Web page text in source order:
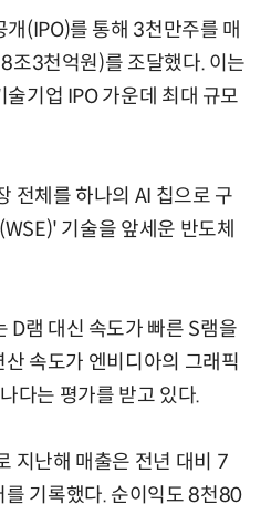
(IPO)를 통해 3천만주를 매
조3천억원)를 조달했다. 이는
기업 IPO 가운데 최대 규모
전체를 하나의 AI 칩으로 구
기술을 앞세운 반도체
D램 대신 속도가 빠른 S램을
속도가 엔비디아의 그래픽
다는 평가를 받고 있다.
지난해 매출은 전년 대비 7
기록했다. 순이익도 8천80